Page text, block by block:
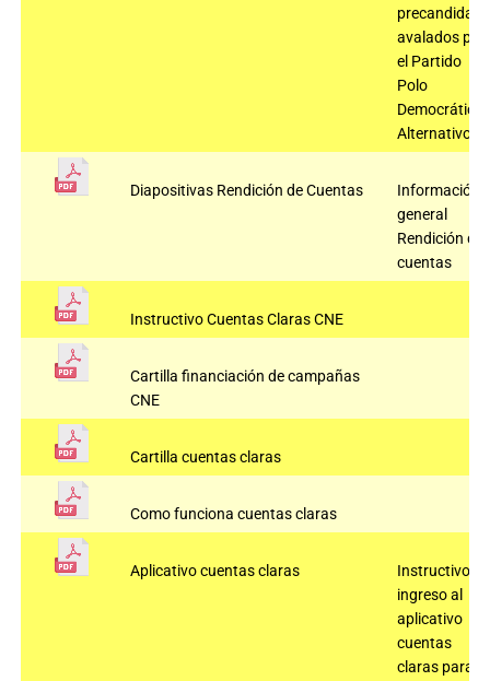
avalados por
el Partido
Polo
Democrático
Alternativo
Diapositivas Rendición de Cuentas
Información
general
Rendición de
cuentas
Instructivo Cuentas Claras CNE
Cartilla financiación de campañas
CNE
Cartilla cuentas claras
Como funciona cuentas claras
Aplicativo cuentas claras
Instructivo
ingreso al
aplicativo
cuentas
claras para el